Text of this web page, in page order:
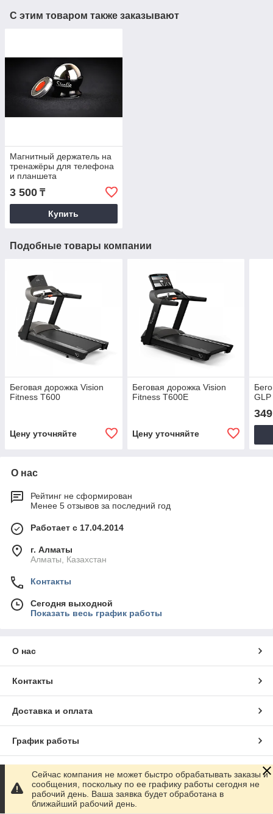
С этим товаром также заказывают
Магнитный держатель на
тренажёры для телефона
и планшета
3 500 ₸
Купить
Подобные товары компании
Беговая дорожка Vision
Fitness T600
Цену уточняйте
Беговая дорожка Vision
Fitness T600E
Цену уточняйте
О нас
Рейтинг не сформирован
Менее 5 отзывов за последний год
Работает с 17.04.2014
г. Алматы
Алматы, Казахстан
Контакты
Сегодня выходной
Показать весь график работы
О нас
Контакты
Доставка и оплата
График работы
Полная версия сайта
Сайт создан на маркетплейсе Satu.kz
Сейчас компания не может быстро обрабатывать заказы и
сообщения, поскольку по ее графику работы сегодня не
рабочий день. Ваша заявка будет обработана в
ближайший рабочий день.